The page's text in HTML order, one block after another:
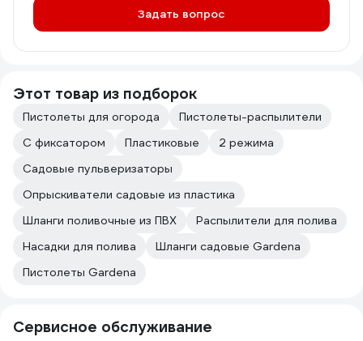
Задать вопрос
Этот товар из подборок
Пистолеты для огорода
Пистолеты-распылители
С фиксатором
Пластиковые
2 режима
Садовые пульверизаторы
Опрыскиватели садовые из пластика
Шланги поливочные из ПВХ
Распылители для полива
Насадки для полива
Шланги садовые Gardena
Пистолеты Gardena
Сервисное обслуживание